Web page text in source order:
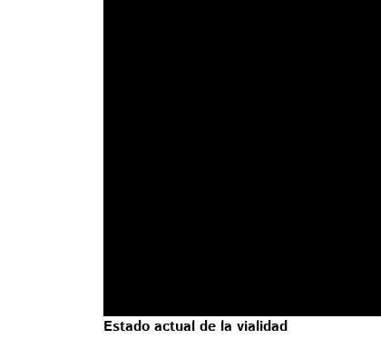
Estado actual de la vialidad